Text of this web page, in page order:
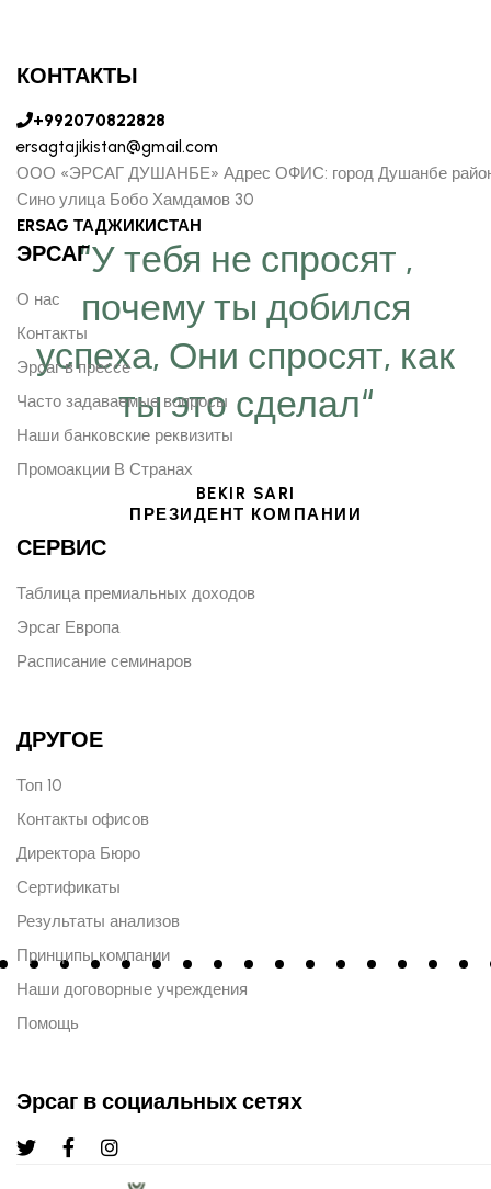
“У тебя не спросят ,
почему ты добился
успеха, Они спросят, как
ты это сделал“
BEKIR SARI
ПРЕЗИДЕНТ КОМПАНИИ
КОНТАКТЫ
+992070822828
ersagtajikistan@gmail.com
ООО «ЭРСАГ ДУШАНБЕ» Адрес ОФИС: город Душанбе
Сино улица Бобо Хамдамов 30
ERSAG ТАДЖИКИСТАН
ЭРСАГ
О нас
Контакты
Эрсаг в прессе
Часто задаваемые вопросы
Наши банковские реквизиты
Промоакции В Странах
СЕРВИС
Таблица премиальных доходов
Эрсаг Европа
Расписание семинаров
ДРУГОЕ
Топ 10
Контакты офисов
Директора Бюро
Сертификаты
Результаты анализов
Принципы компании
Наши договорные учреждения
Помощь
Эрсаг в социальных сетях